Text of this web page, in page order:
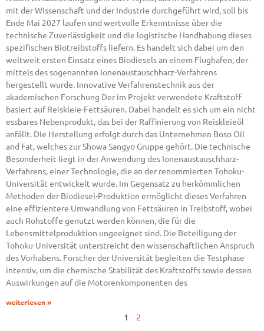
mit der Wissenschaft und der Industrie durchgeführt wird, soll bis
Ende Mai 2027 laufen und wertvolle Erkenntnisse über die
technische Zuverlässigkeit und die logistische Handhabung dieses
spezifischen Biotreibstoffs liefern. Es handelt sich dabei um den
weltweit ersten Einsatz eines Biodiesels an einem Flughafen, der
mittels des sogenannten Ionenaustauschharz-Verfahrens
hergestellt wurde. Innovative Verfahrenstechnik aus der
akademischen Forschung Der im Projekt verwendete Kraftstoff
basiert auf Reiskleie-Fettsäuren. Dabei handelt es sich um ein nicht
essbares Nebenprodukt, das bei der Raffinierung von Reiskleieöl
anfällt. Die Herstellung erfolgt durch das Unternehmen Boso Oil
and Fat, welches zur Showa Sangyo Gruppe gehört. Die technische
Besonderheit liegt in der Anwendung des Ionenaustauschharz-
Verfahrens, einer Technologie, die an der renommierten Tohoku-
Universität entwickelt wurde. Im Gegensatz zu herkömmlichen
Methoden der Biodiesel-Produktion ermöglicht dieses Verfahren
eine effizientere Umwandlung von Fettsäuren in Treibstoff, wobei
auch Rohstoffe genutzt werden können, die für die
Lebensmittelproduktion ungeeignet sind. Die Beteiligung der
Tohoku-Universität unterstreicht den wissenschaftlichen Anspruch
des Vorhabens. Forscher der Universität begleiten die Testphase
intensiv, um die chemische Stabilität des Kraftstoffs sowie dessen
Auswirkungen auf die Motorenkomponenten des
weiterlesen »
1 2